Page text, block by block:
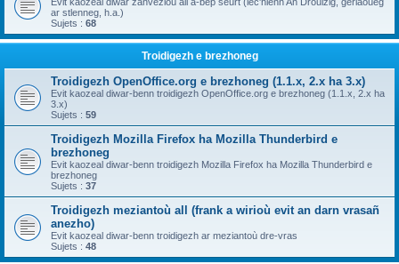
ar stlenneg, h.a.)
Sujets : 68
Troidigezh e brezhoneg
Troidigezh OpenOffice.org e brezhoneg (1.1.x, 2.x ha 3.x)
Evit kaozeal diwar-benn troidigezh OpenOffice.org e brezhoneg (1.1.x, 2.x ha
3.x)
Sujets : 59
Troidigezh Mozilla Firefox ha Mozilla Thunderbird e
brezhoneg
Evit kaozeal diwar-benn troidigezh Mozilla Firefox ha Mozilla Thunderbird e
brezhoneg
Sujets : 37
Troidigezh meziantoù all (frank a wirioù evit an darn vrasañ
anezho)
Evit kaozeal diwar-benn troidigezh ar meziantoù dre-vras
Sujets : 48